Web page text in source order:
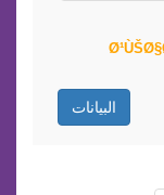
البيانات